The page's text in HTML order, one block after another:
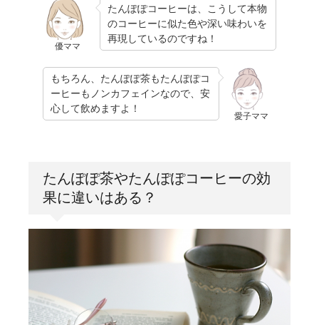
優ママ
たんぽぽコーヒーは、こうして本物
のコーヒーに似た色や深い味わいを
再現しているのですね！
愛子ママ
もちろん、たんぽぽ茶もたんぽぽコ
ーヒーもノンカフェインなので、安
心して飲めますよ！
たんぽぽ茶やたんぽぽコーヒーの効
果に違いはある？